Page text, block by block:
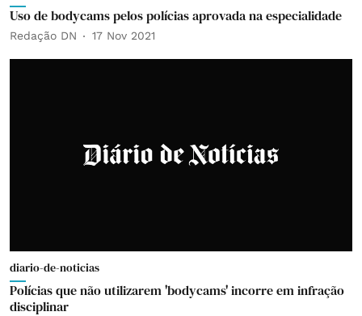
Uso de bodycams pelos polícias aprovada na especialidade
Redação DN 17 Nov 2021
diario-de-noticias
Polícias que não utilizarem 'bodycams' incorre em infração
disciplinar